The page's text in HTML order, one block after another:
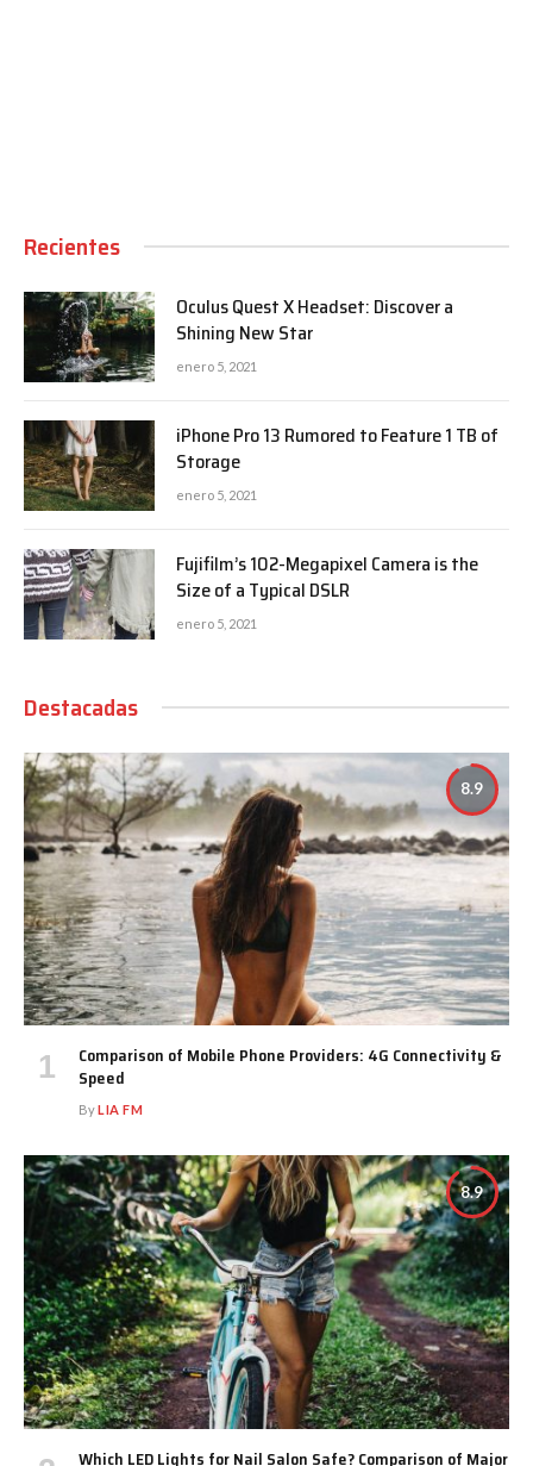
Recientes
Oculus Quest X Headset: Discover a
Shining New Star
enero 5, 2021
iPhone Pro 13 Rumored to Feature 1 TB of
Storage
enero 5, 2021
Fujifilm’s 102-Megapixel Camera is the
Size of a Typical DSLR
enero 5, 2021
Destacadas
8.9
Comparison of Mobile Phone Providers: 4G Connectivity &
Speed
ByLIA FM
8.9
Which LED Lights for Nail Salon Safe? Comparison of Major